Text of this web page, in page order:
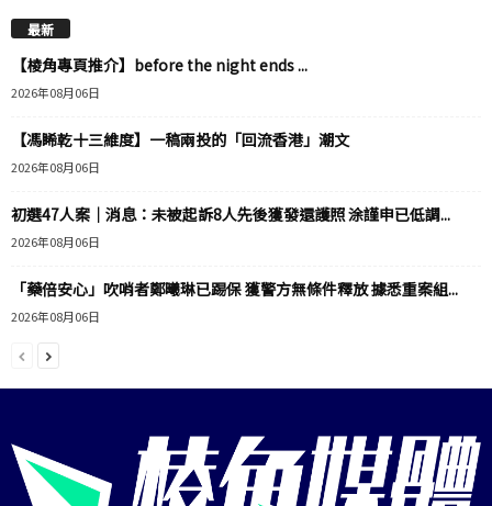
最新
【棱角專頁推介】before the night ends ...
2026年08月06日
【馮睎乾十三維度】一稿兩投的「回流香港」潮文
2026年08月06日
初選47人案｜消息：未被起訴8人先後獲發還護照 涂謹申已低調...
2026年08月06日
「藥倍安心」吹哨者鄭曦琳已踢保 獲警方無條件釋放 據悉重案組...
2026年08月06日